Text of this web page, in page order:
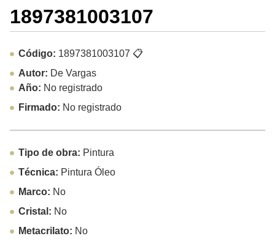
1897381003107
Código: 1897381003107 📋
Autor: De Vargas
Año: No registrado
Firmado: No registrado
Tipo de obra: Pintura
Técnica: Pintura Óleo
Marco: No
Cristal: No
Metacrilato: No